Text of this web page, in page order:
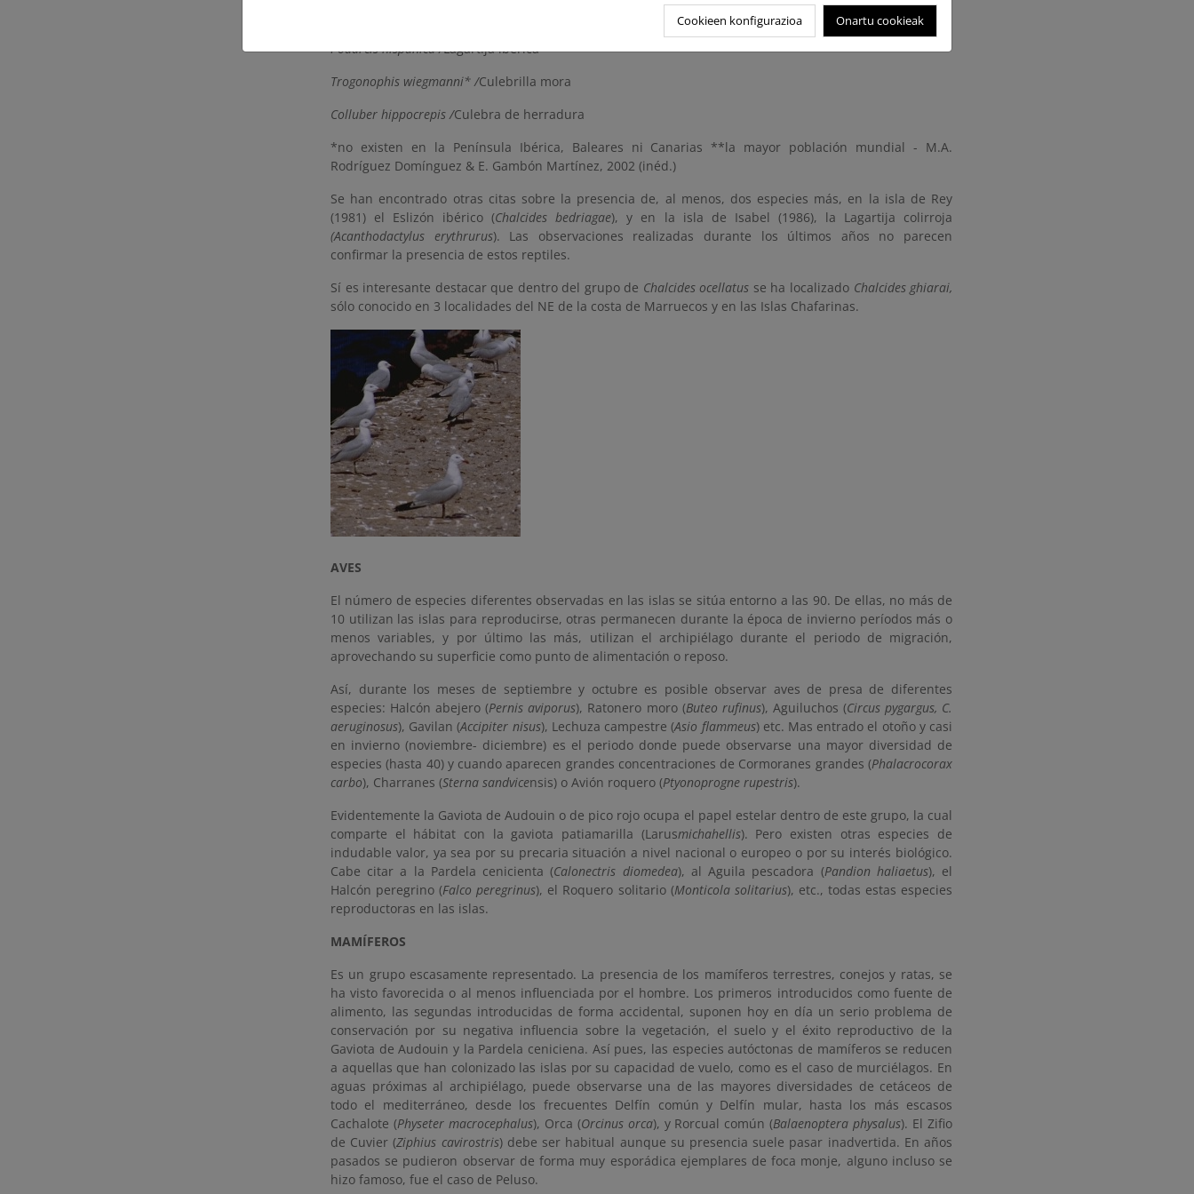
Podarcis hispanica /Lagartija ibérica
Trogonophis wiegmanni* /Culebrilla mora
Colluber hippocrepis /Culebra de herradura
*no existen en la Península Ibérica, Baleares ni Canarias **la mayor población mundial - M.A.
Rodríguez Domínguez & E. Gambón Martínez, 2002 (inéd.)
Se han encontrado otras citas sobre la presencia de, al menos, dos especies más, en la isla de Rey
(1981) el Eslizón ibérico (Chalcides bedriagae), y en la isla de Isabel (1986), la Lagartija colirroja
(Acanthodactylus erythrurus). Las observaciones realizadas durante los últimos años no parecen
confirmar la presencia de estos reptiles.
Sí es interesante destacar que dentro del grupo de Chalcides ocellatus se ha localizado Chalcides ghiarai,
sólo conocido en 3 localidades del NE de la costa de Marruecos y en las Islas Chafarinas.
AVES
El número de especies diferentes observadas en las islas se sitúa entorno a las 90. De ellas, no más de
10 utilizan las islas para reproducirse, otras permanecen durante la época de invierno períodos más o
menos variables, y por último las más, utilizan el archipiélago durante el periodo de migración,
aprovechando su superficie como punto de alimentación o reposo.
Así, durante los meses de septiembre y octubre es posible observar aves de presa de diferentes
especies: Halcón abejero (Pernis aviporus), Ratonero moro (Buteo rufinus), Aguiluchos (Circus pygargus, C.
aeruginosus), Gavilan (Accipiter nisus), Lechuza campestre (Asio flammeus) etc. Mas entrado el otoño y casi
en invierno (noviembre- diciembre) es el periodo donde puede observarse una mayor diversidad de
especies (hasta 40) y cuando aparecen grandes concentraciones de Cormoranes grandes (Phalacrocorax
carbo), Charranes (Sterna sandvicensis) o Avión roquero (Ptyonoprogne rupestris).
Evidentemente la Gaviota de Audouin o de pico rojo ocupa el papel estelar dentro de este grupo, la cual
comparte el hábitat con la gaviota patiamarilla (Larusmichahellis). Pero existen otras especies de
indudable valor, ya sea por su precaria situación a nivel nacional o europeo o por su interés biológico.
Cabe citar a la Pardela cenicienta (Calonectris diomedea), al Aguila pescadora (Pandion haliaetus), el
Halcón peregrino (Falco peregrinus), el Roquero solitario (Monticola solitarius), etc., todas estas especies
reproductoras en las islas.
MAMÍFEROS
Es un grupo escasamente representado. La presencia de los mamíferos terrestres, conejos y ratas, se
ha visto favorecida o al menos influenciada por el hombre. Los primeros introducidos como fuente de
alimento, las segundas introducidas de forma accidental, suponen hoy en día un serio problema de
conservación por su negativa influencia sobre la vegetación, el suelo y el éxito reproductivo de la
Gaviota de Audouin y la Pardela ceniciena. Así pues, las especies autóctonas de mamíferos se reducen
a aquellas que han colonizado las islas por su capacidad de vuelo, como es el caso de murciélagos. En
aguas próximas al archipiélago, puede observarse una de las mayores diversidades de cetáceos de
todo el mediterráneo, desde los frecuentes Delfín común y Delfín mular, hasta los más escasos
Cachalote (Physeter macrocephalus), Orca (Orcinus orca), y Rorcual común (Balaenoptera physalus). El Zifio
de Cuvier (Ziphius cavirostris) debe ser habitual aunque su presencia suele pasar inadvertida. En años
pasados se pudieron observar de forma muy esporádica ejemplares de foca monje, alguno incluso se
hizo famoso, fue el caso de Peluso.
Cookieen konfigurazioa Onartu cookieak